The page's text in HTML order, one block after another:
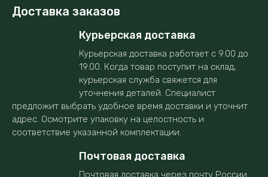
Доставка заказов
Курьерская доставка
Курьерская доставка работает с 9.00 до
19.00. Когда товар поступит на склад,
курьерская служба свяжется для
уточнения деталей. Специалист
предложит выбрать удобное время доставки и уточнит
адрес. Осмотрите упаковку на целостность и
соответствие указанной комплектации.
Почтовая доставка
Почтовая доставка через почту России.